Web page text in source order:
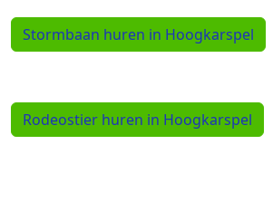
Stormbaan huren in Hoogkarspel
Rodeostier huren in Hoogkarspel